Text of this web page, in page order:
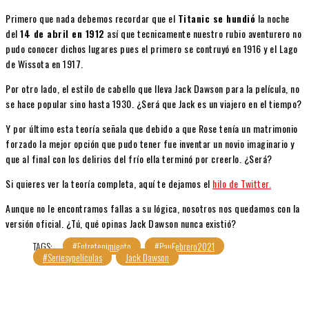
Primero que nada debemos recordar que el Titanic se hundió la noche
del14 de abril en 1912 así que tecnicamente nuestro rubio aventurero no
pudo conocer dichos lugares pues el primero se contruyó en 1916 y el Lago
de Wissota en 1917.
Por otro lado, el estilo de cabello que lleva Jack Dawson para la película, no
se hace popular sino hasta 1930. ¿Será que Jack es un viajero en el tiempo?
Y por último esta teoría señala que debido a que Rose tenía un matrimonio
forzado la mejor opción que pudo tener fue inventar un novio imaginario y
que al final con los delirios del frío ella terminó por creerlo. ¿Será?
Si quieres ver la teoría completa, aquí te dejamos el hilo de Twitter.
Aunque no le encontramos fallas a su lógica, nosotros nos quedamos con la
versión oficial. ¿Tú, qué opinas Jack Dawson nunca existió?
TAGS:
#Entretenimiento #PauFebrero2021
#Seriesypelículas Jack Dawson